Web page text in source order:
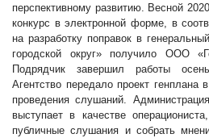
перспективному развитию. Весной
конкурс в электронной форме, в
на разработку поправок в
городской округ» получило ООО
Подрядчик завершил работы
Агентство передало проект генплана
проведения слушаний.
выступает в качестве
публичные слушания и собрать